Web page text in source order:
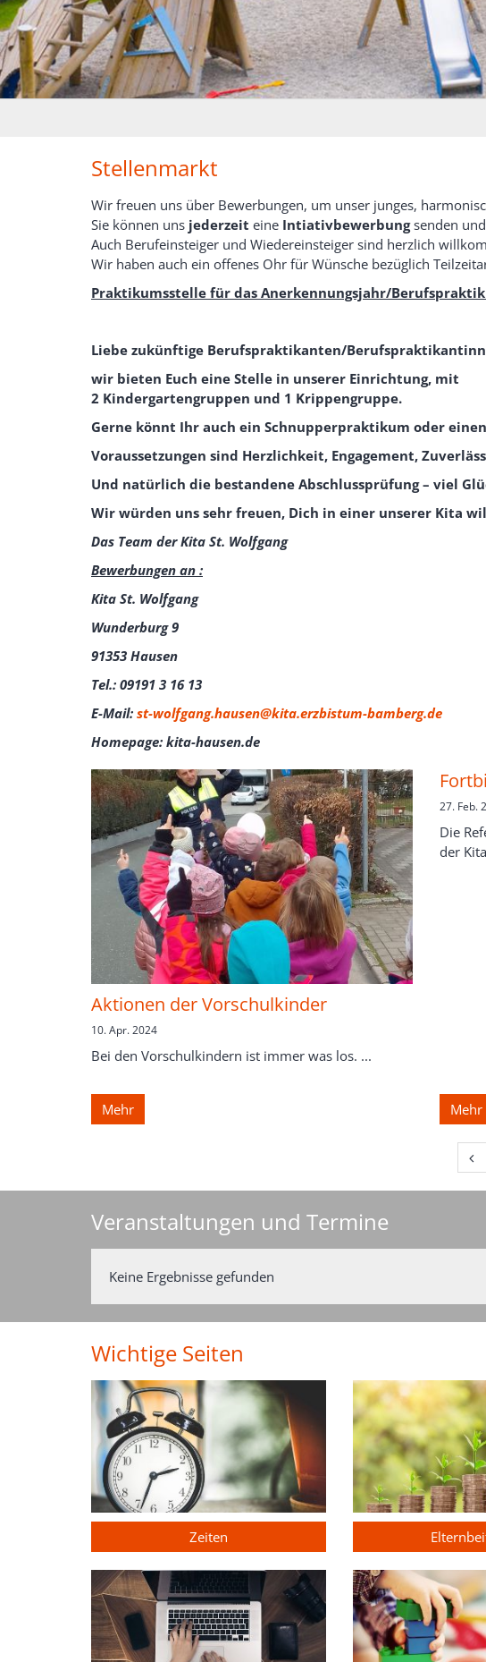
Stellenmarkt
Wir freuen uns über Bewerbungen, um unser junges,
Sie können uns jederzeit eine Intiativbewerbungsenden
Auch Berufeinsteiger und Wiedereinsteiger sind herzlich
Wir haben auch ein offenes Ohr für Wünsche bezüglich
Praktikumsstelle für das Anerkennungsjahr/
Liebe zukünftige Berufspraktikanten/
wir bieten Euch eine Stelle in unserer Einrichtung, mit
2 Kindergartengruppen und 1 Krippengruppe.
Gerne könnt Ihr auch ein Schnupperpraktikum oder
Voraussetzungen sind Herzlichkeit, Engagement,
Und natürlich die bestandene Abschlussprüfung – viel
Wir würden uns sehr freuen, Dich in einer unserer Kita
Das Team der Kita St. Wolfgang
Bewerbungen an :
Kita St. Wolfgang
Wunderburg 9
91353 Hausen
Tel.: 09191 3 16 13
E-Mail: st-wolfgang.hausen@kita.erzbistum-bamberg.de
Homepage: kita-hausen.de
Aktionen der Vorschulkinder
10. Apr. 2024
Bei den Vorschulkindern ist immer was los. ...
Mehr
27. Feb.
Die
der
Mehr
Veranstaltungen und Termine
Keine Ergebnisse gefunden
Wichtige Seiten
Zeiten